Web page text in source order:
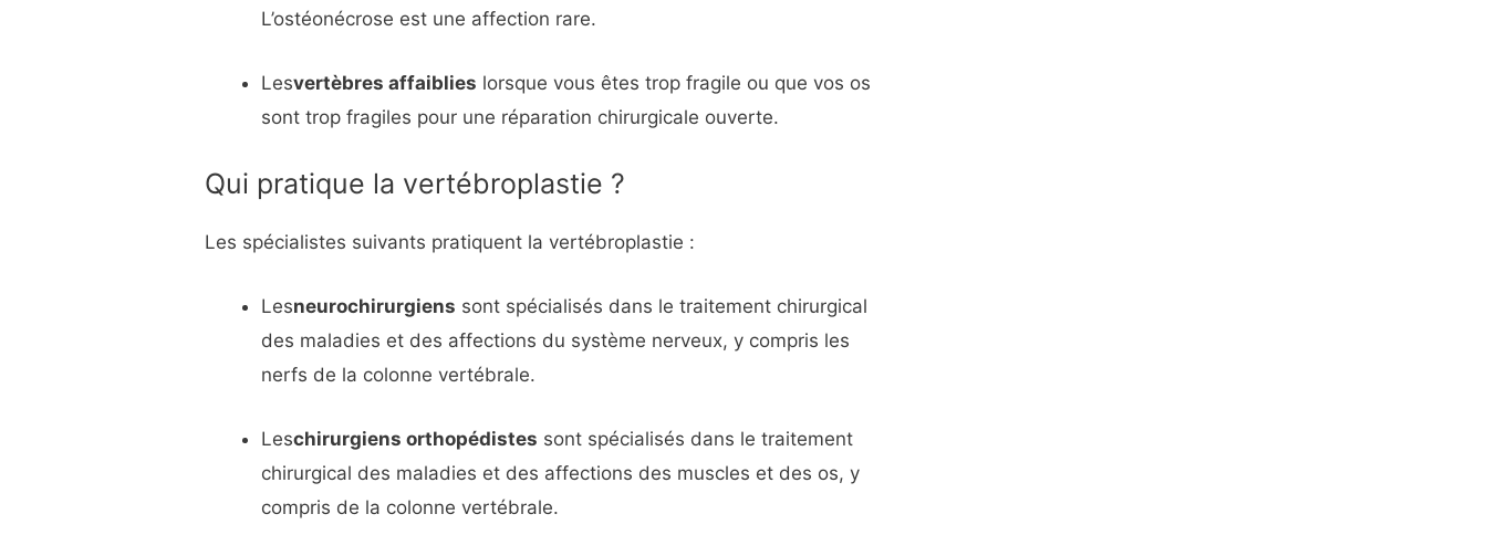
L’ostéonécrose est une affection rare.
Lesvertèbres affaiblies lorsque vous êtes trop fragile ou que vos os
sont trop fragiles pour une réparation chirurgicale ouverte.
Qui pratique la vertébroplastie ?
Les spécialistes suivants pratiquent la vertébroplastie :
Lesneurochirurgiens sont spécialisés dans le traitement chirurgical
des maladies et des affections du système nerveux, y compris les
nerfs de la colonne vertébrale.
Leschirurgiens orthopédistes sont spécialisés dans le traitement
chirurgical des maladies et des affections des muscles et des os, y
compris de la colonne vertébrale.